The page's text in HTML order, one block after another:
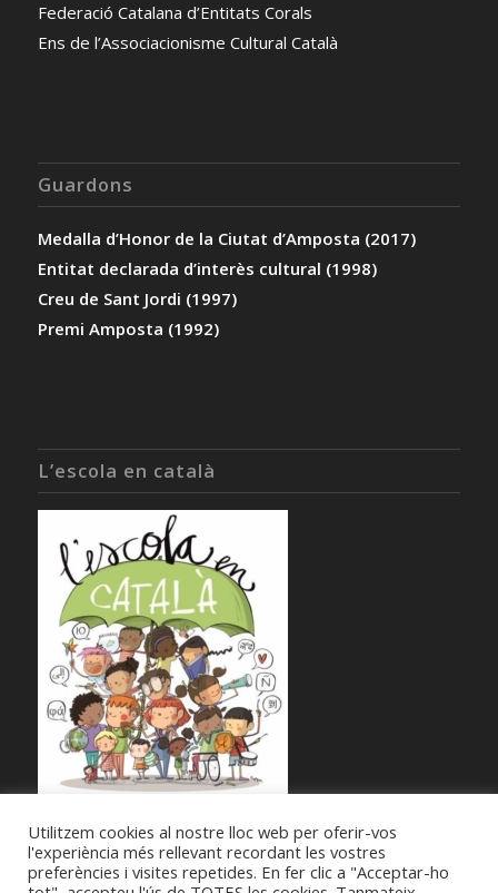
Federació Catalana d’Entitats Corals
Ens de l’Associacionisme Cultural Català
Guardons
Medalla d’Honor de la Ciutat d’Amposta (2017)
Entitat declarada d’interès cultural (1998)
Creu de Sant Jordi (1997)
Premi Amposta (1992)
L’escola en català
Utilitzem cookies al nostre lloc web per oferir-vos
l'experiència més rellevant recordant les vostres
preferències i visites repetides. En fer clic a "Acceptar-ho